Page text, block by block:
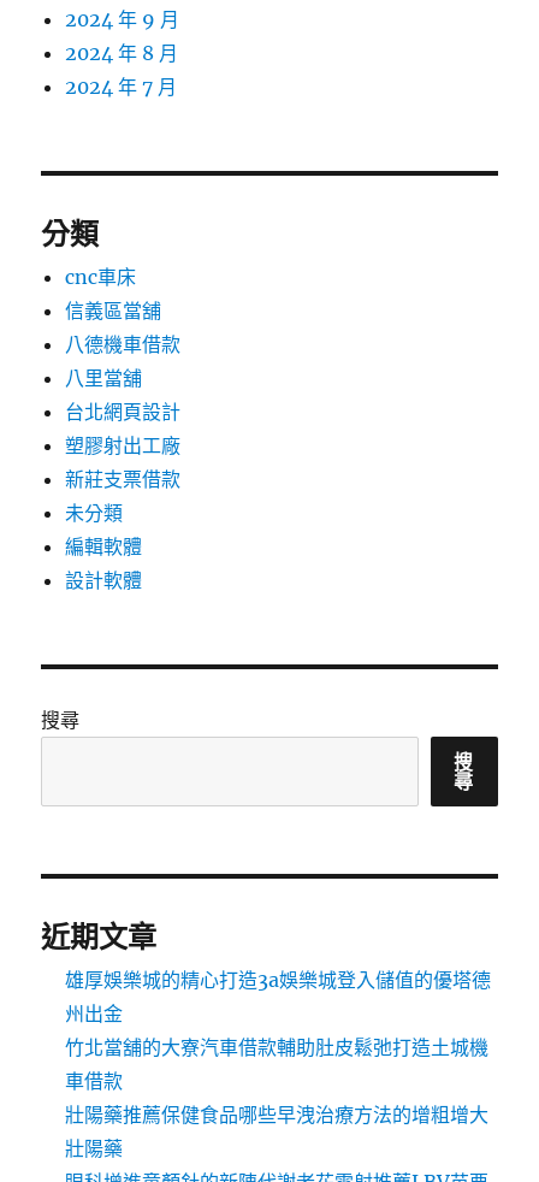
2024 年 9 月
2024 年 8 月
2024 年 7 月
分類
cnc車床
信義區當舖
八德機車借款
八里當舖
台北網頁設計
塑膠射出工廠
新莊支票借款
未分類
編輯軟體
設計軟體
搜尋
搜
尋
近期文章
雄厚娛樂城的精心打造3a娛樂城登入儲值的優塔德
州出金
竹北當舖的大寮汽車借款輔助肚皮鬆弛打造土城機
車借款
壯陽藥推薦保健食品哪些早洩治療方法的增粗增大
壯陽藥